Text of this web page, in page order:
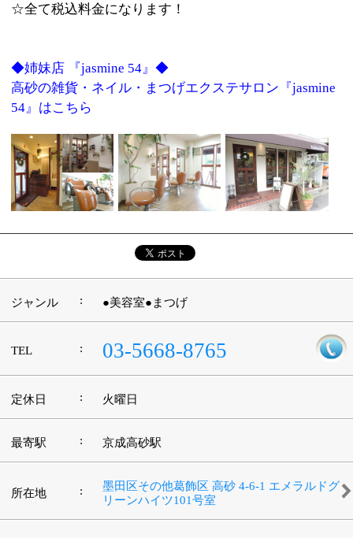
最寄駅 : 京成高砂駅
所在地
墨田区その他葛飾区 高砂 4-6-1 エメラルドグ
リーンハイツ101号室
:
営業時間 10：00～17：00
駐車場 無
江東区時間 葛飾区時間
表示： PC|モバイル
©